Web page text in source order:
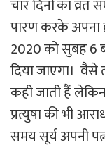
चार दिनों का व्रत
पारण करके अपना
2020 को सुबह 6
दिया जाएगा। वैसे
कही जाती हैं
प्रत्युषा की भी
समय सूर्य अपनी